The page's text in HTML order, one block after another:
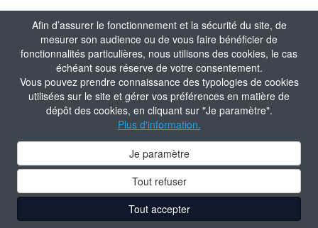
Afin d’assurer le fonctionnement et la sécurité du site, de
mesurer son audience ou de vous faire bénéficier de
fonctionnalités particulières, nous utilisons des cookies, le cas
échéant sous réserve de votre consentement.
Vous pouvez prendre connaissance des typologies de cookies
utilisées sur le site et gérer vos préférences en matière de
dépôt des cookies, en cliquant sur "Je paramètre".
Plus d'information.
Je paramètre
Tout refuser
Tout accepter